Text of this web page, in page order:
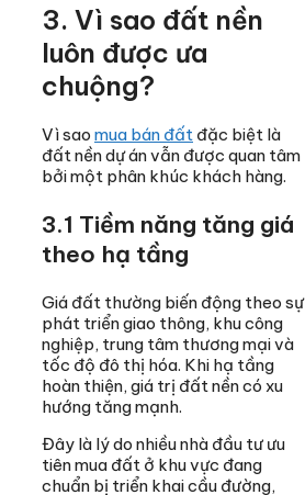
3. Vì sao đất nền
luôn được ưa
chuộng?
Vì sao mua bán đất đặc biệt là
đất nền dự án vẫn được quan tâm
bởi một phân khúc khách hàng.
3.1 Tiềm năng tăng giá
theo hạ tầng
Giá đất thường biến động theo sự
phát triển giao thông, khu công
nghiệp, trung tâm thương mại và
tốc độ đô thị hóa. Khi hạ tầng
hoàn thiện, giá trị đất nền có xu
hướng tăng mạnh.
Đây là lý do nhiều nhà đầu tư ưu
tiên mua đất ở khu vực đang
chuẩn bị triển khai cầu đường,